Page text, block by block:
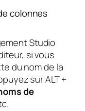
colonnes
Studio
si vous
du nom de la
sur ALT +
de